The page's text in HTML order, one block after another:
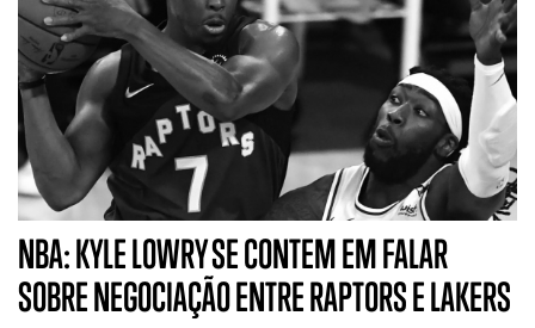
NBA: KYLE LOWRY SE CONTEM EM FALAR
SOBRE NEGOCIAÇÃO ENTRE RAPTORS E LAKERS